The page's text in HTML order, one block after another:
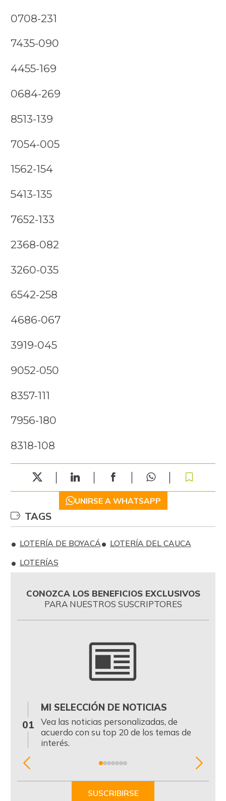
0708-231
7435-090
4455-169
0684-269
8513-139
7054-005
1562-154
5413-135
7652-133
2368-082
3260-035
6542-258
4686-067
3919-045
9052-050
8357-111
7956-180
8318-108
UNIRSE A WHATSAPP
TAGS
LOTERÍA DE BOYACÁ
LOTERÍA DEL CAUCA
LOTERÍAS
CONOZCA LOS BENEFICIOS EXCLUSIVOS
PARA NUESTROS SUSCRIPTORES
01
MI SELECCIÓN DE NOTICIAS
Vea las noticias personalizadas, de
acuerdo con su top 20 de los temas de
interés.
Item
SUSCRIBIRSE